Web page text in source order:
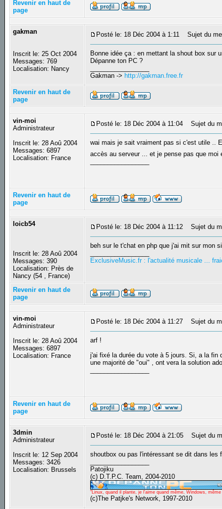
Revenir en haut de
page
gakman
Inscrit le: 25 Oct 2004
Messages: 769
Localisation: Nancy
Posté le: 18 Déc 2004 à 1:11 Sujet du
Bonne idée ça : en mettant la shout box sur
Dépanne ton PC ?
Gakman -> http://gakman.free.fr
Revenir en haut de
page
vin-moi
Administrateur
Inscrit le: 28 Aoû 2004
Messages: 6897
Localisation: France
Posté le: 18 Déc 2004 à 11:04 Sujet du
wai mais je sait vraiment pas si c'est utile ..
accès au serveur ... et je pense pas que
Revenir en haut de
page
loicb54
Inscrit le: 28 Aoû 2004
Messages: 390
Localisation: Près de
Nancy (54 , France)
Posté le: 18 Déc 2004 à 11:12 Sujet du
beh sur le t'chat en php que j'ai mit sur mon
ExclusiveMusic.fr : l'actualité musicale ...
Revenir en haut de
page
vin-moi
Administrateur
Inscrit le: 28 Aoû 2004
Messages: 6897
Localisation: France
Posté le: 18 Déc 2004 à 11:27 Sujet du
arf !
j'ai fixé la durée du vote à 5 jours. Si, a la
une majorité de "oui" , ont vera la solution
Revenir en haut de
page
3dmin
Administrateur
Inscrit le: 12 Sep 2004
Messages: 3426
Localisation: Brussels
Posté le: 18 Déc 2004 à 21:05 Sujet du
shoutbox ou pas l'intéressant se dit dans les
Patojiku
(c) D.T.P.C. Team, 2004-2010
"Linux, quand il plante, je l'aime quand même, Windows,
(c)The Patjke's Network, 1997-2010